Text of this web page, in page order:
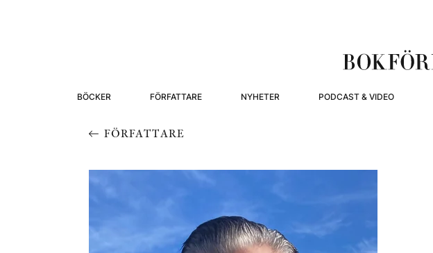
BÖCKER FÖRFATTARE NYHETER PODCAST & VIDEO
FÖRFATTARE